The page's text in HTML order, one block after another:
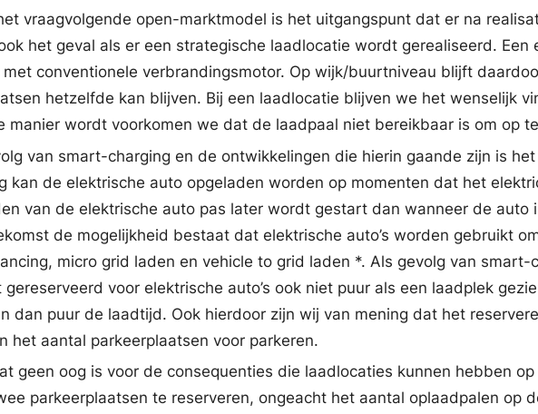
vraagvolgende open-marktmodel is het uitgangspunt dat er na
het geval als er een strategische laadlocatie wordt gerealiseerd.
conventionele verbrandingsmotor. Op wijk/buurtniveau blijft
hetzelfde kan blijven. Bij een laadlocatie blijven we het wenselijk
manier wordt voorkomen we dat de laadpaal niet bereikbaar is om op
van smart-charging en de ontwikkelingen die hierin gaande zijn is het
kan de elektrische auto opgeladen worden op momenten dat het
van de elektrische auto pas later wordt gestart dan wanneer de auto
de mogelijkheid bestaat dat elektrische auto’s worden gebruikt
micro grid laden en vehicle to grid laden *. Als gevolg van smart-
voor elektrische auto’s ook niet puur als een laadplek
dan puur de laadtijd. Ook hierdoor zijn wij van mening dat het
het aantal parkeerplaatsen voor parkeren.
geen oog is voor de consequenties die laadlocaties kunnen hebben
parkeerplaatsen te reserveren, ongeacht het aantal oplaadpalen op